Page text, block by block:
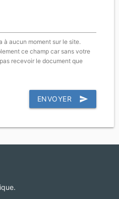
à aucun moment sur le site.
ce champ car sans votre
recevoir le document que
ENVOYER send